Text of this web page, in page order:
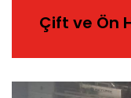
Çift ve Ön